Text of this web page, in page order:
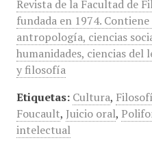
Revista de la Facultad de
fundada en 1974.
antropología, ciencias
humanidades, ciencias
y filosofía
Etiquetas: Cultura,
Foucault, Juicio oral,
intelectual